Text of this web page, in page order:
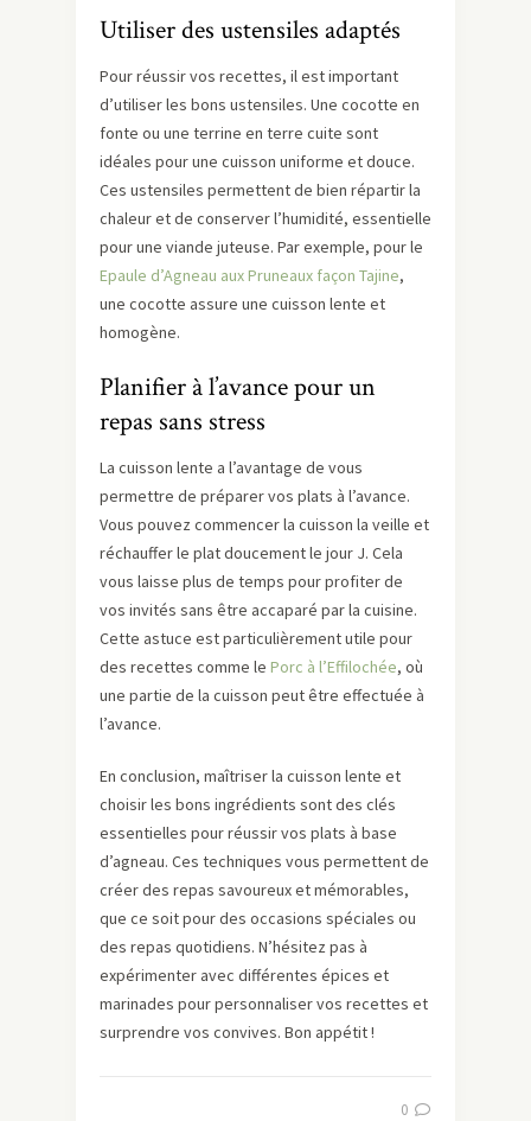
Utiliser des ustensiles adaptés
Pour réussir vos recettes, il est important
d’utiliser les bons ustensiles. Une cocotte en
fonte ou une terrine en terre cuite sont
idéales pour une cuisson uniforme et douce.
Ces ustensiles permettent de bien répartir la
chaleur et de conserver l’humidité, essentielle
pour une viande juteuse. Par exemple, pour le
Epaule d’Agneau aux Pruneaux façon Tajine,
une cocotte assure une cuisson lente et
homogène.
Planifier à l’avance pour un
repas sans stress
La cuisson lente a l’avantage de vous
permettre de préparer vos plats à l’avance.
Vous pouvez commencer la cuisson la veille et
réchauffer le plat doucement le jour J. Cela
vous laisse plus de temps pour profiter de
vos invités sans être accaparé par la cuisine.
Cette astuce est particulièrement utile pour
des recettes comme le Porc à l’Effilochée, où
une partie de la cuisson peut être effectuée à
l’avance.
En conclusion, maîtriser la cuisson lente et
choisir les bons ingrédients sont des clés
essentielles pour réussir vos plats à base
d’agneau. Ces techniques vous permettent de
créer des repas savoureux et mémorables,
que ce soit pour des occasions spéciales ou
des repas quotidiens. N’hésitez pas à
expérimenter avec différentes épices et
marinades pour personnaliser vos recettes et
surprendre vos convives. Bon appétit !
0